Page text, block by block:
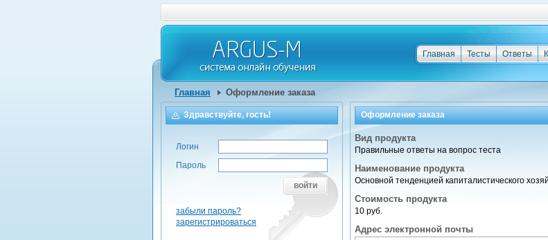
Ответы
Тесты
Главная
Главная Оформление заказа
Оформление заказа
Вид продукта
Правильные ответы на вопрос теста
Наименование продукта
Основной тенденцией капиталистического
Стоимость продукта
10 руб.
Адрес электронной почты
Здравствуйте, гость!
Логин
Пароль
войти
забыли пароль?
зарегистрироваться